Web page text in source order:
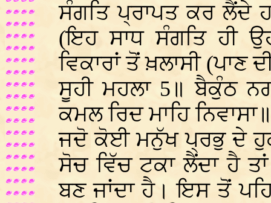
ਸੰਗਤਿ ਪ੍ਰਾਪਤ ਕਰ ਲੈਂਦੇ
(ਇਹ ਸਾਧ ਸੰਗਤਿ ਹੀ
ਵਿਕਾਰਾਂ ਤੋਂ ਖ਼ਲਾਸੀ (ਪਾਣ
ਸੂਹੀ ਮਹਲਾ 5॥ ਬੈਕੁੰਠ
ਕਮਲ ਰਿਦ ਮਾਹਿ
ਜਦੋ ਕੋਈ ਮਨੁੱਖ ਪ੍ਰਭੁ ਦੇ
ਸੋਚ ਵਿੱਚ ਟਕਾ ਲੈਂਦਾ ਹੈ
ਬਣ ਜਾਂਦਾ ਹੈ। ਇਸ ਤੋਂ